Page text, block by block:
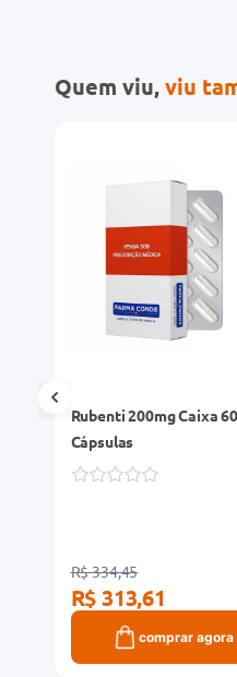
Quem viu,viu
Rubenti 200mg Caixa 60
Cápsulas
R$ 334,45
R$ 313,61
comprar agora